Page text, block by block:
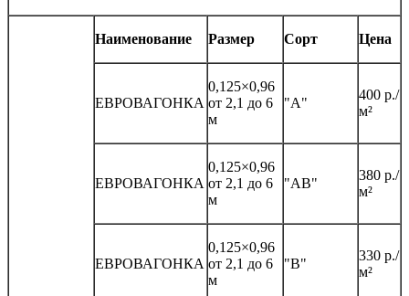
Наименование Размер Сорт Цена
ЕВРОВАГОНКА
0,125×0,96
от 2,1 до 6
м
"А"
400 р./
м²
ЕВРОВАГОНКА
0,125×0,96
от 2,1 до 6
м
"АВ"
380 р./
м²
ЕВРОВАГОНКА
0,125×0,96
от 2,1 до 6
м
"B"
330 р./
м²